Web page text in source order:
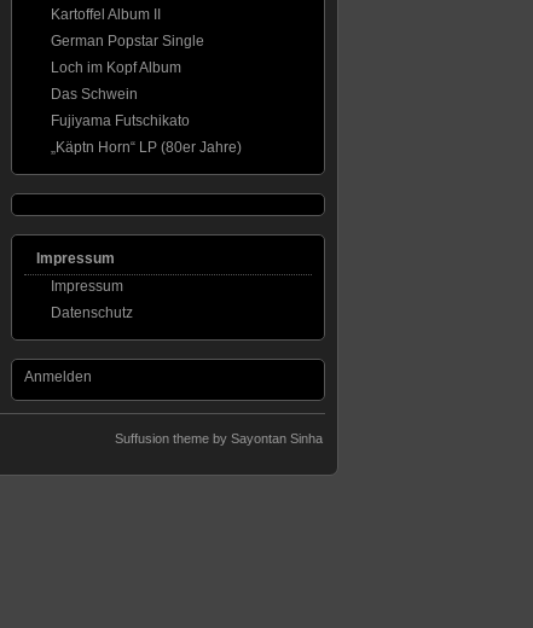
Kartoffel Album II
German Popstar Single
Loch im Kopf Album
Das Schwein
Fujiyama Futschikato
„Käptn Horn“ LP (80er Jahre)
Impressum
Impressum
Datenschutz
Anmelden
Suffusion theme by Sayontan Sinha